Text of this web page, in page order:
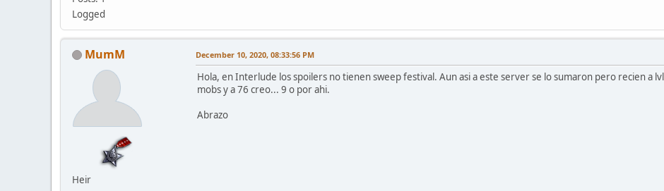
Logged
MumM
Heir
December 10, 2020, 08:33:56 PM
Hola, en Interlude los spoilers no tienen sweep festival. Aun asi a este server se lo sumaron pero recien a
mobs y a 76 creo... 9 o por ahi.
Abrazo